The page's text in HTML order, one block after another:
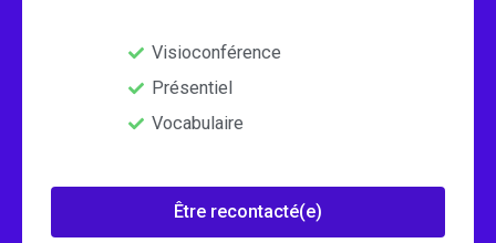
Visioconférence
Présentiel
Vocabulaire
Être recontacté(e)